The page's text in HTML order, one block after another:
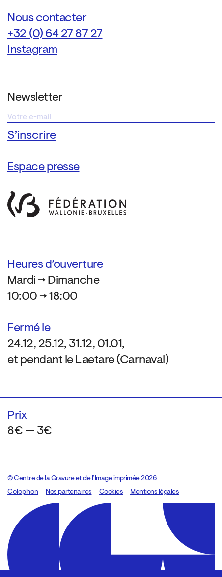
Nous contacter
+32 (0) 64 27 87 27
Instagram
Newsletter
Espace presse
Heures d’ouverture
Mardi → Dimanche
10:00 → 18:00
Fermé le
24.12, 25.12, 31.12, 01.01,
et pendant le Laetare (Carnaval)
Prix
8€ — 3€
© Centre de la Gravure et de l’Image imprimée 2026
Colophon
Design:Marcel Kaczmarek, code:8080.studio
Nos partenaires Cookies Mentions légales